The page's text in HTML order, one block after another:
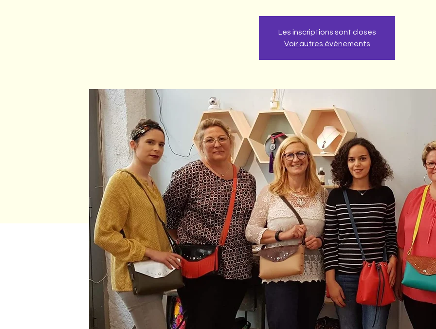
Les inscriptions sont closes
Voir autres événements